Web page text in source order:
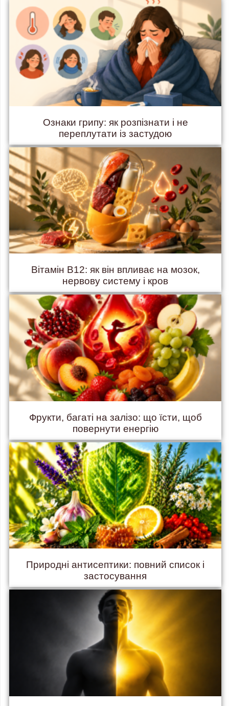
Ознаки грипу: як розпізнати і не
переплутати із застудою
Вітамін B12: як він впливає на мозок,
нервову систему і кров
Фрукти, багаті на залізо: що їсти, щоб
повернути енергію
Природні антисептики: повний список і
застосування